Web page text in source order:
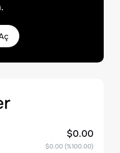
$0.00
$0.00(%100.00)